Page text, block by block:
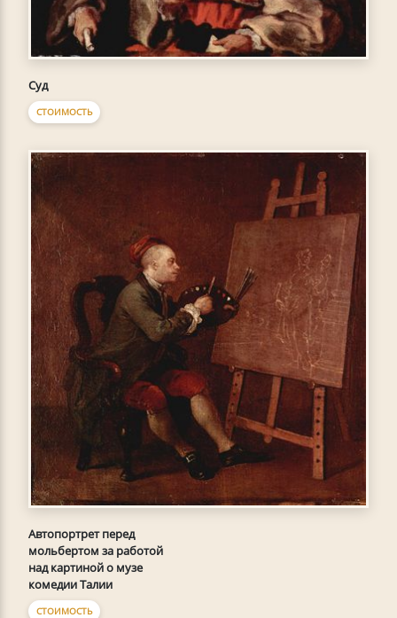
Суд
СТОИМОСТЬ
Автопортрет перед
мольбертом за работой
над картиной о музе
комедии Талии
СТОИМОСТЬ